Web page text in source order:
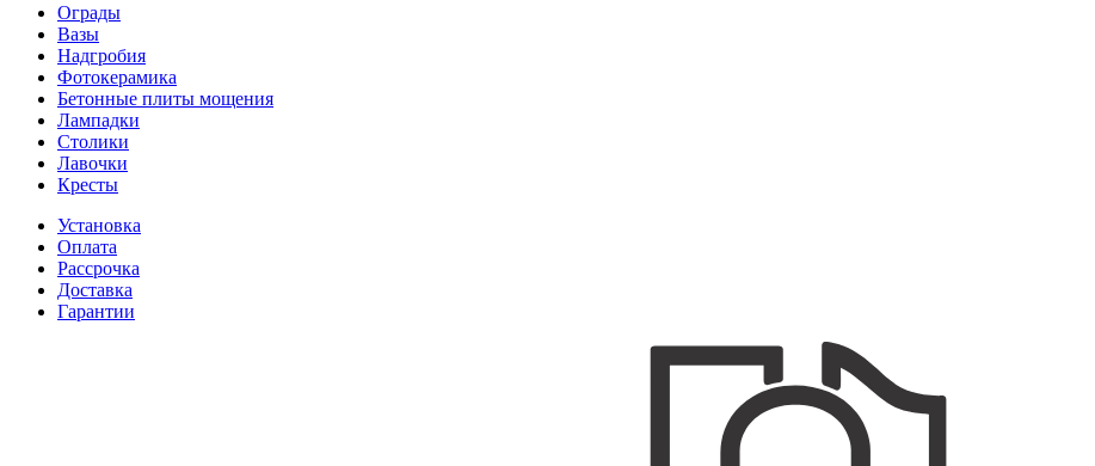
Ограды
Вазы
Надгробия
Фотокерамика
Бетонные плиты мощения
Лампадки
Столики
Лавочки
Кресты
Установка
Оплата
Рассрочка
Доставка
Гарантии